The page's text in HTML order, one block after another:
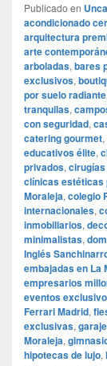
Publicado en
acondicionado
arquitectura
arte
arboladas, bares
exclusivos,
por suelo radiante
tranquilas,
con seguridad,
catering gourmet,
educativos élite,
privados,
clínicas estéticas
Moraleja, colegio
internacionales,
inmobiliarios,
minimalistas,
Inglés
embajadas en La
empresarios
eventos
Ferrari Madrid,
exclusivas,
Moraleja,
hipotecas de lujo,